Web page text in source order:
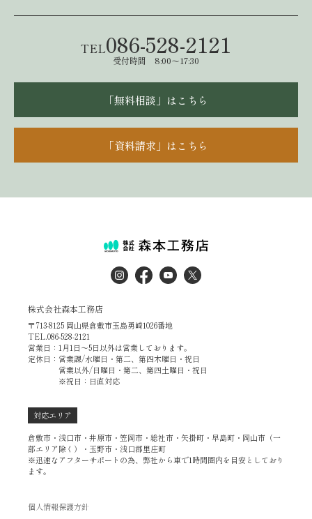
TEL086-528-2121
受付時間 8:00～17:30
「無料相談」はこちら
「資料請求」はこちら
株式会社森本工務店
〒713-8125 岡山県倉敷市玉島勇崎1026番地
TEL.086-528-2121
営業日：1月1日～5日以外は営業しております。
定休日：営業課/水曜日・第二、第四木曜日・祝日
営業以外/日曜日・第二、第四土曜日・祝日
※祝日：日直対応
対応エリア
倉敷市・浅口市・井原市・笠岡市・総社市・矢掛町・早島町・岡山市（一
部エリア除く）・玉野市・浅口郡里庄町
※迅速なアフターサポートの為、弊社から車で1時間圏内を目安としており
ます。
個人情報保護方針